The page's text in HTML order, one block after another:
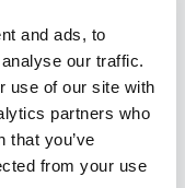
and ads, to
our traffic.
use of our site with
partners who
that you’ve
from your use
systeem werkt.
je niet zomaar aan.